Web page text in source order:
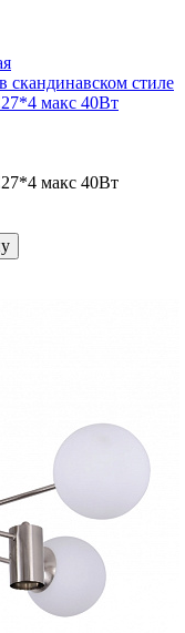
скандинавском стиле
макс 40Вт
макс 40Вт